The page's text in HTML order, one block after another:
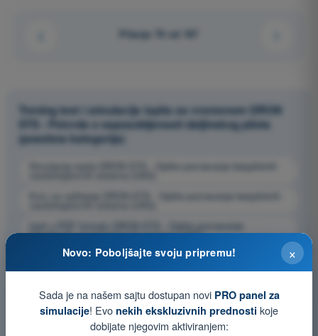
Pitanje 76 od 167
Trening test i simulacije ispita sa vremenom DRON
STS - Potvrda o osposobljenosti daljinskog pilota
(posebna kategorija)
Simulacija ispita DRON STS - Opšte poznavanje bespilotnih
Kviz za vežbanje DRON STS - Opšte poznavanje bespilotnih
Ispit u PDF formatu DRON STS - Opšte poznavanje
bespilotnih vazduhoplovnih sistema (UAS)
×
Novo: Poboljšajte svoju pripremu!
Sada je na našem sajtu dostupan novi PRO panel za
simulacije! Evo nekih ekskluzivnih prednosti koje
dobijate njegovim aktiviranjem: